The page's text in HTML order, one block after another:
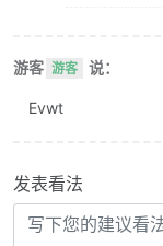
游客 游客 说：
Evwt
发表看法